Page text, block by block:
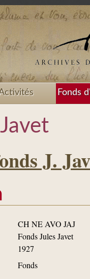
Fonds
J.
CH NE AVO JAJ
Fonds Jules Javet
1927
Fonds